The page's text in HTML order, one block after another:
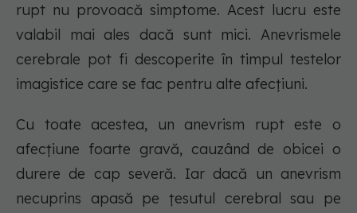
rupt nu provoacă simptome. Acest lucru este
valabil mai ales dacă sunt mici. Anevrismele
cerebrale pot fi descoperite în timpul testelor
imagistice care se fac pentru alte afecțiuni.
Cu toate acestea, un anevrism rupt este o
afecțiune foarte gravă, cauzând de obicei o
durere de cap severă. Iar dacă un anevrism
necuprins apasă pe țesutul cerebral sau pe